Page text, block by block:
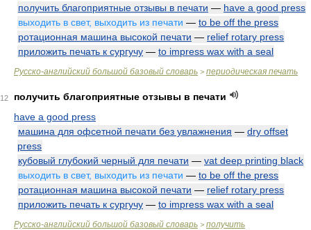
получить благоприятные отзывы в печати — have a good press
выходить в свет, выходить из печати — to be off the press
ротационная машина высокой печати — relief rotary press
приложить печать к сургучу — to impress wax with a seal
Русско-английский большой базовый словарь > периодическая печать
12
получить благоприятные отзывы в печати
have a good press
машина для офсетной печати без увлажнения — dry offset
press
кубовый глубокий черный для печати — vat deep printing black
выходить в свет, выходить из печати — to be off the press
ротационная машина высокой печати — relief rotary press
приложить печать к сургучу — to impress wax with a seal
Русско-английский большой базовый словарь > получить